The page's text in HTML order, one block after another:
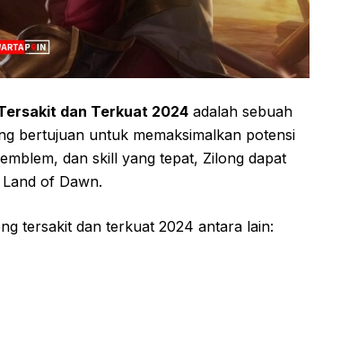
dan Terkuat 2024 adalah sebuah
bertujuan untuk memaksimalkan potensi
dan skill yang tepat, Zilong dapat
of Dawn.
tersakit dan terkuat 2024 antara lain: